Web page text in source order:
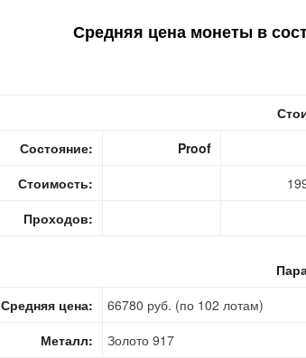
Средняя цена монеты в
Состояние:
Proof
Стоимость:
Проходов:
Средняя цена:
66780 руб. (по 102 лотам)
Металл:
Золото 917